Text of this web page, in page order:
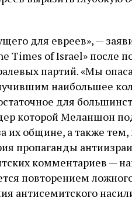
для евреев», —
Times of Israel» после
партий. «Мы
наибольшее
для
которой Меланшон
их общине, а также
пропаганды
комментариев —
повторением
антисемитского